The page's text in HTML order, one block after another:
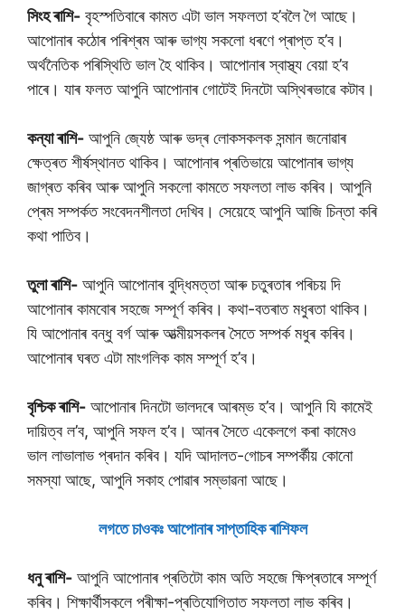
সিংহ ৰাশি- বৃহস্পতিবাৰে কামত এটা ভাল সফলতা হ’বলৈ গৈ আছে।
আপোনাৰ কঠোৰ পৰিশ্ৰম আৰু ভাগ্য সকলো ধৰণে প্ৰাপ্ত হ’ব।
অৰ্থনৈতিক পৰিস্থিতি ভাল হৈ থাকিব। আপোনাৰ স্বাস্থ্য বেয়া হ’ব
পাৰে। যাৰ ফলত আপুনি আপোনাৰ গোটেই দিনটো অস্থিৰভাৱে কটাব।
কন্যা ৰাশি- আপুনি জ্যেষ্ঠ আৰু ভদ্ৰ লোকসকলক সন্মান জনোৱাৰ
ক্ষেত্ৰত শীৰ্ষস্থানত থাকিব। আপোনাৰ প্ৰতিভায়ে আপোনাৰ ভাগ্য
জাগ্ৰত কৰিব আৰু আপুনি সকলো কামতে সফলতা লাভ কৰিব। আপুনি
প্ৰেম সম্পৰ্কত সংবেদনশীলতা দেখিব। সেয়েহে আপুনি আজি চিন্তা কৰি
কথা পাতিব।
তুলা ৰাশি- আপুনি আপোনাৰ বুদ্ধিমত্তা আৰু চতুৰতাৰ পৰিচয় দি
আপোনাৰ কামবোৰ সহজে সম্পূৰ্ণ কৰিব। কথা-বতৰাত মধুৰতা থাকিব।
যি আপোনাৰ বন্ধু বৰ্গ আৰু আত্মীয়সকলৰ সৈতে সম্পৰ্ক মধুৰ কৰিব।
আপোনাৰ ঘৰত এটা মাংগলিক কাম সম্পূৰ্ণ হ’ব।
বৃশ্চিক ৰাশি- আপোনাৰ দিনটো ভালদৰে আৰম্ভ হ’ব। আপুনি যি কামেই
দায়িত্ব ল’ব, আপুনি সফল হ’ব। আনৰ সৈতে একেলগে কৰা কামেও
ভাল লাভালাভ প্ৰদান কৰিব। যদি আদালত-গোচৰ সম্পৰ্কীয় কোনো
সমস্যা আছে, আপুনি সকাহ পোৱাৰ সম্ভাৱনা আছে।
লগতে চাওকঃ আপােনাৰ সাপ্তাহিক ৰাশিফল
ধনু ৰাশি- আপুনি আপোনাৰ প্ৰতিটো কাম অতি সহজে ক্ষিপ্ৰতাৰে সম্পূৰ্ণ
কৰিব। শিক্ষাৰ্থীসকলে পৰীক্ষা-প্ৰতিযোগিতাত সফলতা লাভ কৰিব।